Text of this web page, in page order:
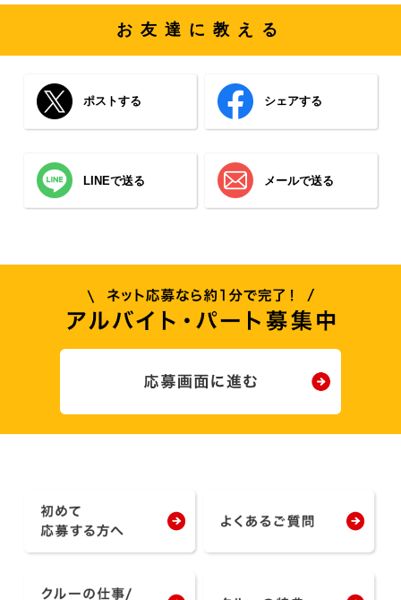
お友達に教える
ポストする シェアする
LINEで送る メールで送る